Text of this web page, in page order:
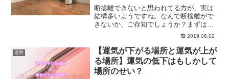
断捨離できないと思われてる方が、実は
結構多いようですね。なんで断捨離がで
きないか、ご存知でしょうか？まずはそ
の理由を知る必要があります。断捨離で
きない方に必要なことについて、解説し
ていきます。
2019.06.02
運勢
【運気が下がる場所と運気が上が
る場所】運気の低下はもしかして
場所のせい？